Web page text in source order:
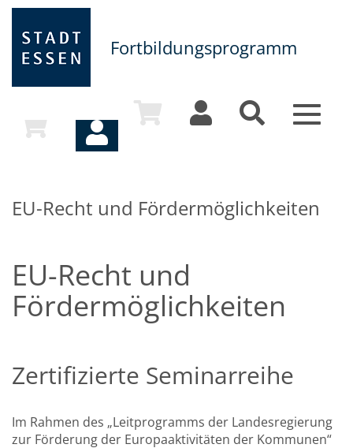
Fortbildungsprogramm
Toggle
EU-Recht und Fördermöglichkeiten
EU-Recht und
Fördermöglichkeiten
Zertifizierte Seminarreihe
Im Rahmen des „Leitprogramms der Landesregierung
zur Förderung der Europaaktivitäten der Kommunen“